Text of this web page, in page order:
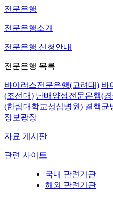
전문은행
전문은행소개
전문은행 신청안내
전문은행 목록
바이러스전문은행(고려대) 바
(조선대) 난배양성전문은행(
(한림대학교성심병원) 결핵균
정보광장
자료 게시판
관련 사이트
국내 관련기관
해외 관련기관